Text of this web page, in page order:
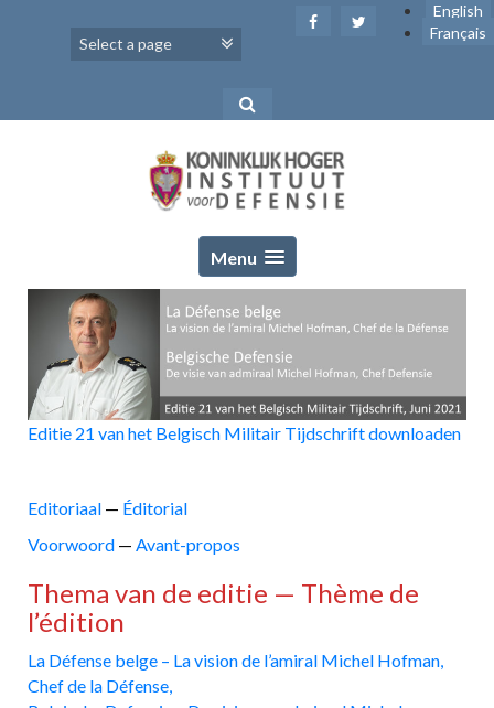
English
Français
Menu
Editie 21 van het Belgisch Militair Tijdschrift downloaden
Editoriaal — Éditorial
Voorwoord — Avant-propos
Thema van de editie — Thème de
l’édition
La Défense belge – La vision de l’amiral Michel Hofman,
Chef de la Défense,